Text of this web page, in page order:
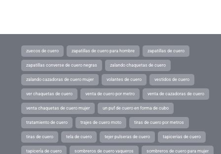
zuecos de cuero zapatillas de cuero para hombre zapatillas de cuero
zapatillas converse de cuero negras zalando chaquetas de cuero
zalando cazadoras de cuero mujer volantes de cuero vestidos de cuero
ver chaquetas de cuero venta de cuero por metro venta de cazadoras de cuero
venta chaquetas de cuero mujer un puf de cuero en forma de cubo
tratamiento de cuero trajes de cuero moto tiras de cuero por metros
tiras de cuero tela de cuero tejer pulseras de cuero tapicerias de cuero
tapicería de cuero sombreros de cuero vaqueros sombreros de cuero para mujer